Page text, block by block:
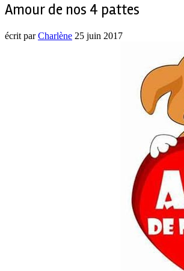
Amour de nos 4 pattes
écrit parCharlène 25 juin 2017